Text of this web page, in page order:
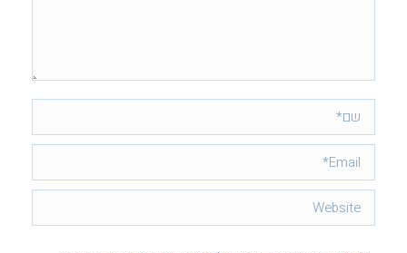
שם *
Email *
Website